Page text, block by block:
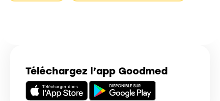
Téléchargez l’app Goodmed